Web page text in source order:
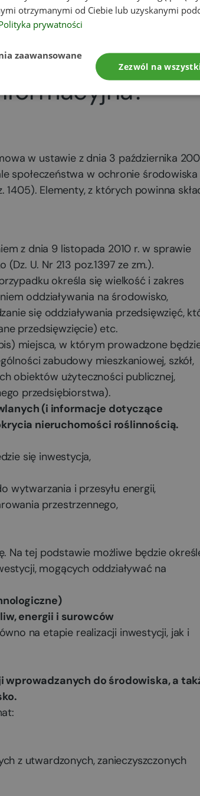
raportu o oddziaływaniu
w ustawie z dnia 3 października
społeczeństwa w ochronie środowiska
1405). Elementy, z których powinna
z dnia 9 listopada 2010 r. w sprawie
U. Nr 213 poz.1397 ze zm.).
określa się wielkość i zakres
oddziaływania na środowisko,
się oddziaływania przedsięwzięć,
przedsięwzięcie) etc.
miejsca, w którym prowadzone
zabudowy mieszkaniowej, szkół,
obiektów użyteczności publicznej,
przedsiębiorstwa).
(i informacje dotyczące
nieruchomości roślinnością.
się inwestycja,
i przesyłu energii,
przestrzennego,
Na tej podstawie możliwe będzie
mogących oddziaływać na
energii i surowców
na etapie realizacji inwestycji, jak i
do środowiska, a
z utwardzonych, zanieczyszczonych
otrzymanymi od Ciebie lub uzyskanymi
prywatności
Zezwól na
zaawansowane